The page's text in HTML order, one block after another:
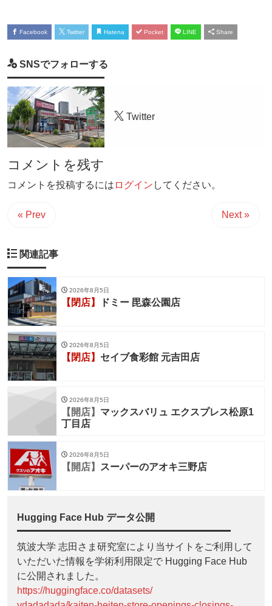
Facebook Twitter Hatena Pocket LINE Share
SNSでフォローする
Twitter
コメントを残す
コメントを投稿するには ログイン してください。
« Prev Next »
関連記事
2026年8月5日
【閉店】 ドミー 毘森公園店
2026年8月5日
【閉店】 セイブ食彩館 元吉田店
2026年8月5日
【開店】 マックスバリュ エクスプレス松原1
丁目店
2026年8月5日
【開店】 スーパーのアオキ三野店
Hugging Face Hub データ公開
筑波大学 志田さま研究室により当サイトをご利用して
いただいた情報を学術利用限定で Hugging Face Hub
に公開されました。
https://huggingface.co/datasets/